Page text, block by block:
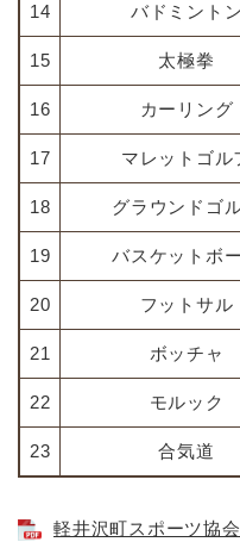
14 バドミントン
15 太極拳
16 カーリング
17 マレットゴル
18 グラウンドゴ
19 バスケットボ
20 フットサル
21 ボッチャ
22 モルック
23 合気道
軽井沢町スポーツ協